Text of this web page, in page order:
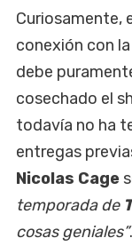
Curiosamente,
conexión con
debe
cosechado el
todavía no ha
entregas
Nicolas Cage
temporada de
cosas geniales”.